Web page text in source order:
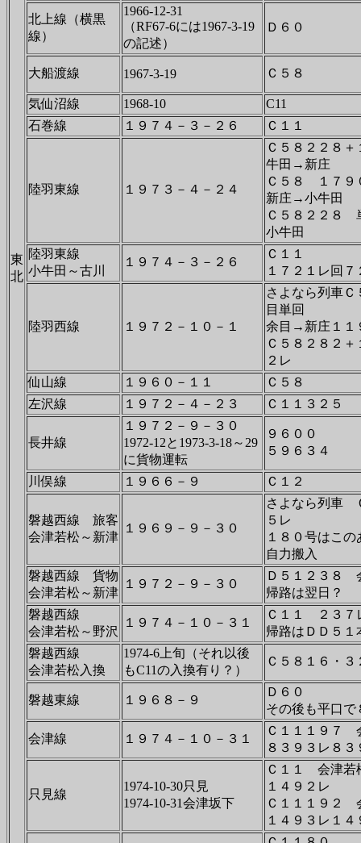
東
北
北上線（横黒
線）
1966-12-31
（RF67-6には1967-3-19
の記述）
Ｄ６０
大船渡線 1967-3-19 Ｃ５８
気仙沼線 1968-10
C11
石巻線
１９７４－３－２６ Ｃ１１
陸羽東線 １９７３－４－２４
Ｃ５８２２８
牛田→新庄
Ｃ５８ １７
新庄→小牛田
Ｃ５８２２８
小牛田
陸羽東線
小牛田～古川
１９７４－３－２６
Ｃ１１
１７２１レ回７
陸羽西線 １９７２－１０－１
さよなら列車
目単回
余目→新庄１
Ｃ５８２８２
２レ
仙山線
１９６０－１１
Ｃ５８
左沢線
１９７２－４－２３ Ｃ１１３２５
長井線
１９７２－９－３０
1972-12と1973-3-18～29
に貨物運転
９６００
５９６３４
川俣線 １９６６－９ Ｃ１２
磐越西線 旅客
会津若松～新津
１９６９－９－３０
さよなら列車
５レ
１８０号はこの
自力搬入
磐越西線 貨物
会津若松～新津
１９７２－９－３０
Ｄ５１２３８
帰路は翌日？
磐越西線
会津若松～野沢
１９７４－１０－３１
Ｃ１１ ２３
帰路はＤＤ５１
磐越西線
会津若松入換
1974-6上旬（それ以後
もC11の入換有り？）
Ｃ５８１６・３
磐越東線 １９６８－９
Ｄ６０
その後も平口で
会津線 １９７４－１０－３１
Ｃ１１１９７
８３９３レ８３
只見線
1974-10-30只見
1974-10-31会津坂下
Ｃ１１ 会津若
１４９２レ
Ｃ１１１９２
１４９３レ１４